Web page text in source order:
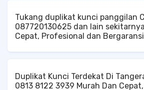
Tukang duplikat kunci panggilan
087720130625 dan lain sekitarnya, Murah
Cepat, Profesional dan
Pelayanan di Area Kota Cianjur,
Tingkat Kelurahan Cianjur Ahli
Cianjur, Jasa Kunci di Cianjur,
Duplikat Kunci Terdekat Di
0813 8122 3939 Murah Dan Cepat,